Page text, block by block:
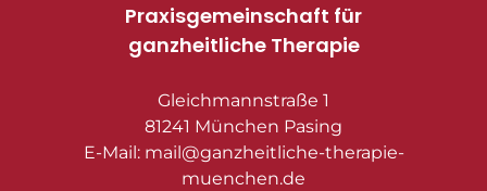
Praxisgemeinschaft für
ganzheitliche Therapie
Gleichmannstraße 1
81241 München Pasing
E-Mail: mail@ganzheitliche-therapie-
muenchen.de